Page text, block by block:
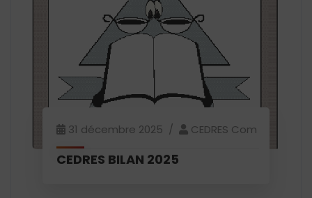
31 décembre 2025 CEDRES Com
CEDRES BILAN 2025